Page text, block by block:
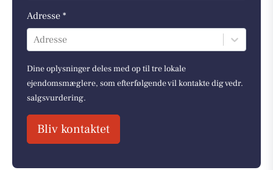
Adresse *
Adresse
Dine oplysninger deles med op til tre lokale
ejendomsmæglere, som efterfølgende vil kontakte dig vedr.
salgsvurdering.
Bliv kontaktet